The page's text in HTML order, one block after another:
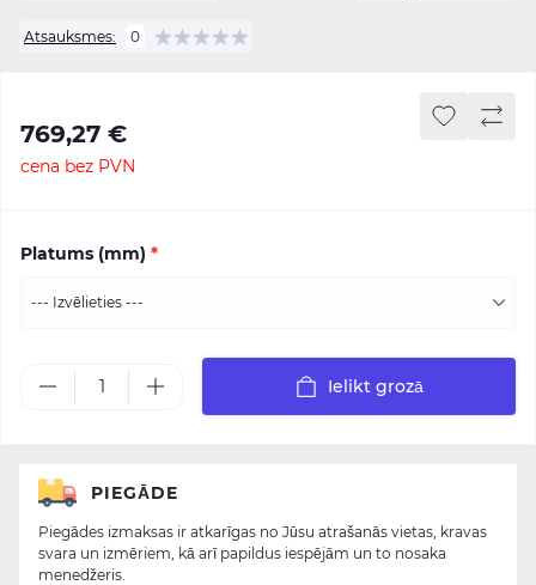
Atsauksmes: 0
769,27 €
cena bez PVN
Platums (mm) *
Ielikt grozā
PIEGĀDE
Piegādes izmaksas ir atkarīgas no Jūsu atrašanās vietas, kravas
svara un izmēriem, kā arī papildus iespējām un to nosaka
menedžeris.